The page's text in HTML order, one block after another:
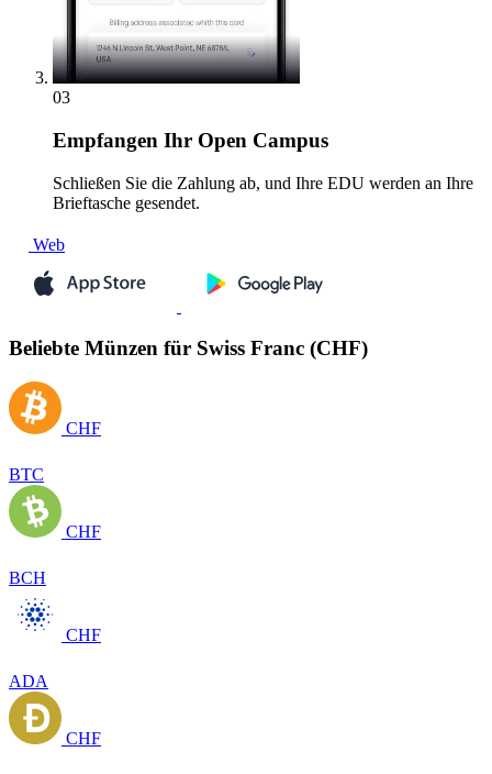
03
Empfangen Ihr Open Campus
Schließen Sie die Zahlung ab, und Ihre EDU werden an Ihre
Brieftasche gesendet.
Web
Beliebte Münzen für Swiss Franc (CHF)
CHF
BTC
CHF
BCH
CHF
ADA
CHF